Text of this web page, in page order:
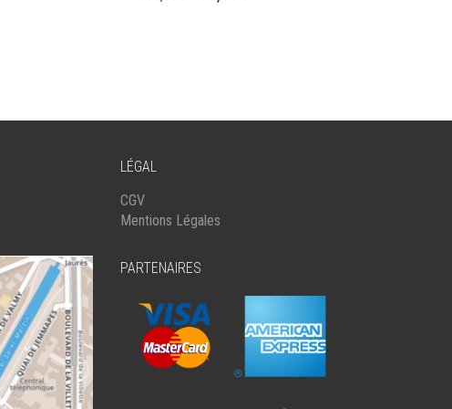
SUR
LA
PAGE
LÉGAL
CGV
Mentions Légales
PARTENAIRES